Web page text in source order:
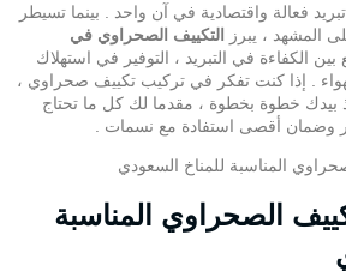
فعالة واقتصادية في آن واحد . بينما تسيطر
المشهد ، يبرز
التكييف الصحراوي في
الكفاءة في التبريد ، التوفير في استهلاك
. إذا كنت تفكر في تركيب تكييف صحراوي ،
بيدك خطوة بخطوة ، مقدما لك كل ما تحتاج
وضمان أقصى استفادة مع نسمات
الصحراوي المناسبة